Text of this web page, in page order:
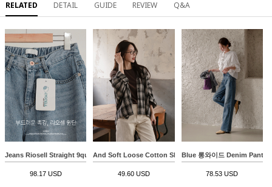
RELATED DETAIL GUIDE REVIEW Q&A
Jeans Riosell Straight 9quarter Length Denim Banding Pants
98.17 USD
And Soft Loose Cotton Shirt
49.60 USD
Blue 롱와이드 Denim Pants
78.53 USD